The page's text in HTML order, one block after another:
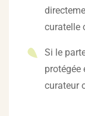
curatelle
Si le
protégée
curateur